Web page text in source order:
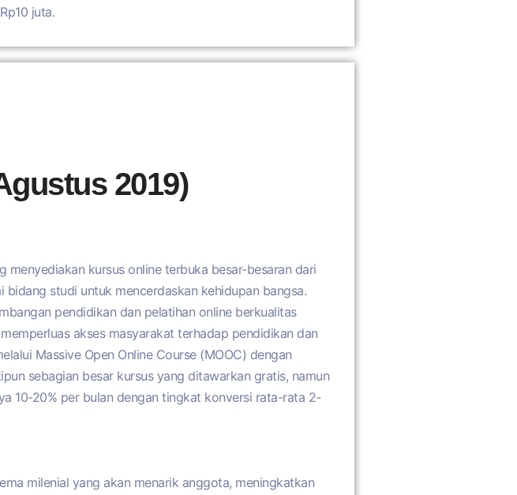
juta.
2019)
menyediakan kursus online terbuka besar-besaran dari
studi untuk mencerdaskan kehidupan bangsa.
pendidikan dan pelatihan online berkualitas
akses masyarakat terhadap pendidikan dan
Massive Open Online Course (MOOC) dengan
sebagian besar kursus yang ditawarkan gratis, namun
10-20% per bulan dengan tingkat konversi rata-rata 2-
milenial yang akan menarik anggota, meningkatkan